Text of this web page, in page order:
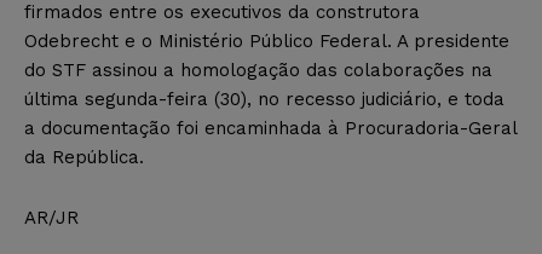
firmados entre os executivos da construtora
Odebrecht e o Ministério Público Federal. A presidente
do STF assinou a homologação das colaborações na
última segunda-feira (30), no recesso judiciário, e toda
a documentação foi encaminhada à Procuradoria-Geral
da República.
AR/JR